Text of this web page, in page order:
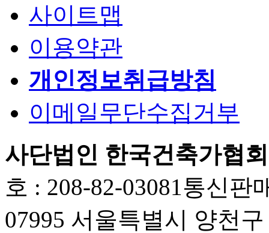
사이트맵
이용약관
개인정보취급방침
이메일무단수집거부
사단법인 한국건축가협회
호 : 208-82-03081 통신판
07995 서울특별시 양천